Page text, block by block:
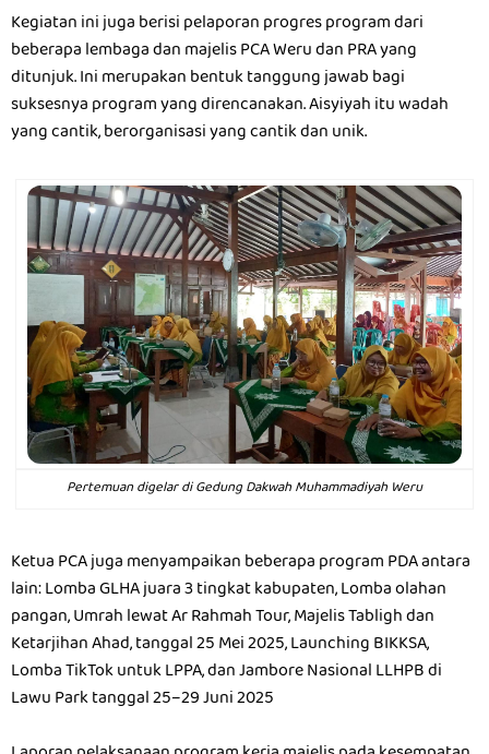
Kegiatan ini juga berisi pelaporan progres program dari
beberapa lembaga dan majelis PCA Weru dan PRA yang
ditunjuk. Ini merupakan bentuk tanggung jawab bagi
suksesnya program yang direncanakan. Aisyiyah itu wadah
yang cantik, berorganisasi yang cantik dan unik.
Pertemuan digelar di Gedung Dakwah Muhammadiyah Weru
Ketua PCA juga menyampaikan beberapa program PDA antara
lain: Lomba GLHA juara 3 tingkat kabupaten, Lomba olahan
pangan, Umrah lewat Ar Rahmah Tour, Majelis Tabligh dan
Ketarjihan Ahad, tanggal 25 Mei 2025, Launching BIKKSA,
Lomba TikTok untuk LPPA, dan Jambore Nasional LLHPB di
Lawu Park tanggal 25–29 Juni 2025